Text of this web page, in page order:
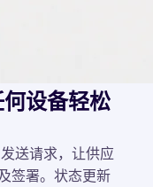
设备轻松
送请求，让供应
签署。状态更新